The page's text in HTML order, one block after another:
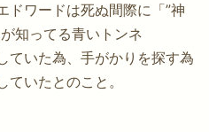
ドワードは死ぬ間際に「”神
知ってる青いトンネ
ていた為、手がかりを探す為
いたとのこと。